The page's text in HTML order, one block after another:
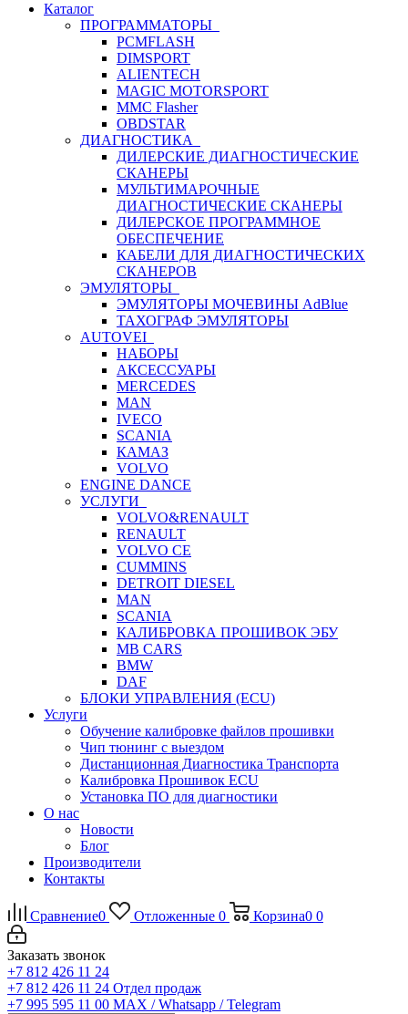
Каталог
ПРОГРАММАТОРЫ
PCMFLASH
DIMSPORT
ALIENTECH
MAGIC MOTORSPORT
MMC Flasher
OBDSTAR
ДИАГНОСТИКА
ДИЛЕРСКИЕ ДИАГНОСТИЧЕСКИЕ
СКАНЕРЫ
МУЛЬТИМАРОЧНЫЕ
ДИАГНОСТИЧЕСКИЕ СКАНЕРЫ
ДИЛЕРСКОЕ ПРОГРАММНОЕ
ОБЕСПЕЧЕНИЕ
КАБЕЛИ ДЛЯ ДИАГНОСТИЧЕСКИХ
СКАНЕРОВ
ЭМУЛЯТОРЫ
ЭМУЛЯТОРЫ МОЧЕВИНЫ АdBlue
ТАХОГРАФ ЭМУЛЯТОРЫ
AUTOVEI
НАБОРЫ
АКСЕССУАРЫ
MERCEDES
MAN
IVECO
SCANIA
КАМАЗ
VOLVO
ENGINE DANCE
УСЛУГИ
VOLVO&RENAULT
RENAULT
VOLVO CE
CUMMINS
DETROIT DIESEL
MAN
SCANIA
КАЛИБРОВКА ПРОШИВОК ЭБУ
MB CARS
BMW
DAF
БЛОКИ УПРАВЛЕНИЯ (ECU)
Услуги
Обучение калибровке файлов прошивки
Чип тюнинг с выездом
Дистанционная Диагностика Транспорта
Калибровка Прошивок ECU
Установка ПО для диагностики
О нас
Новости
Блог
Производители
Контакты
Сравнение0 Отложенные 0 Корзина0 0
Заказать звонок
+7 812 426 11 24
+7 812 426 11 24 Отдел продаж
+7 995 595 11 00 MAX / Whatsapp / Telegram